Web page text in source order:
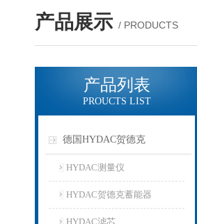
产品展示 / PRODUCTS
产品列表
PROUCTS LIST
德国HYDAC贺德克
HYDAC测量仪
HYDAC贺德克蓄能器
HYDAC滤芯